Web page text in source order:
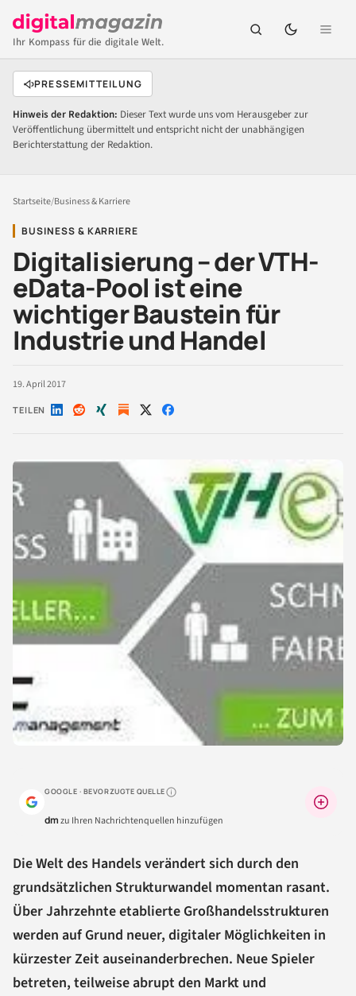
Ihr Kompass für die digitale Welt.
PRESSEMITTEILUNG
Hinweis der Redaktion: Dieser Text wurde uns vom Herausgeber zur
Veröffentlichung übermittelt und entspricht nicht der unabhängigen
Berichterstattung der Redaktion.
Startseite/Business & Karriere
BUSINESS & KARRIERE
Digitalisierung – der VTH-
eData-Pool ist eine
wichtiger Baustein für
Industrie und Handel
19. April 2017
TEILEN Auf Auf Auf Auf Auf
GOOGLE · BEVORZUGTE QUELLEWarum lohnt sich das?
dmzu Ihren Nachrichtenquellen hinzufügen
Die Welt des Handels verändert sich durch den
grundsätzlichen Strukturwandel momentan rasant.
Über Jahrzehnte etablierte Großhandelsstrukturen
werden auf Grund neuer, digitaler Möglichkeiten in
kürzester Zeit auseinanderbrechen. Neue Spieler
betreten, teilweise abrupt den Markt und